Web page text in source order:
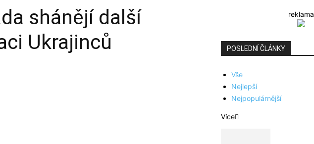
shánějí další
Ukrajinců
reklama
POSLEDNÍ ČLÁNKY
Vše
Nejlepší
Nejpopulárnější
Více